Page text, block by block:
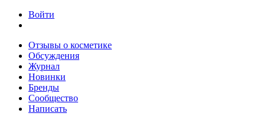
Jump to navigation
Войти
Отзывы о косметике
Обсуждения
Журнал
Новинки
Бренды
Сообщество
Написать